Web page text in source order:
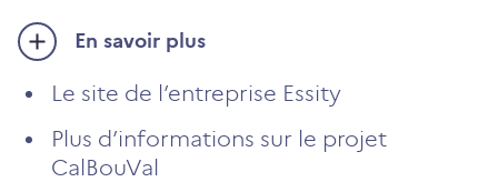
En savoir plus
Le site de l’entreprise Essity
Plus d’informations sur le projet
CalBouVal